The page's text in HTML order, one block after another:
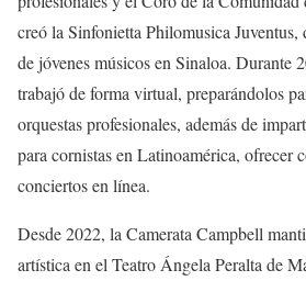
creó la Sinfonietta Philomusica
de jóvenes músicos en Sinaloa. Durante
trabajó de forma virtual, preparándolos
orquestas profesionales, además de
para cornistas en Latinoamérica, ofrecer
conciertos en línea.
Desde 2022, la Camerata Campbell
artística en el Teatro Ángela Peralta de